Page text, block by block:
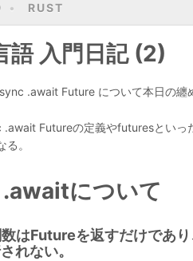
RUST
語 入門日記 (2)
.await Future について本日の纏
.await Futureの定義やfuturesとい
。
について
はFutureを返すだけで
れない。